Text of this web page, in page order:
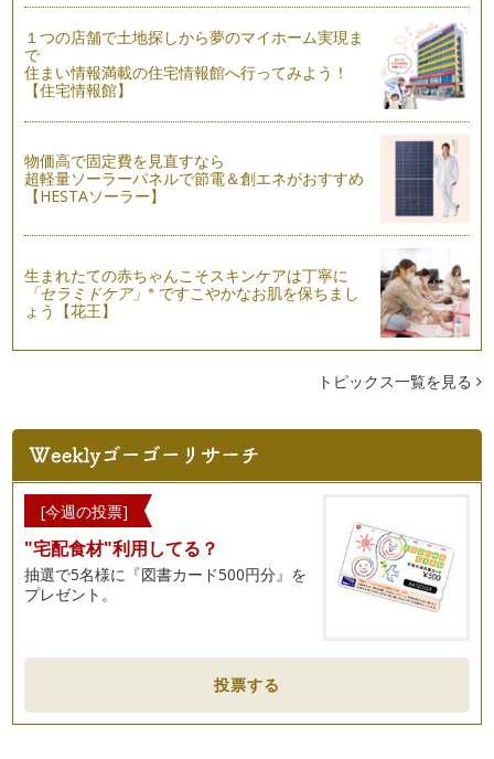
ママといっしょにクッキング お祝いごちそう彩りちらし寿司
第四回目の「ママといっしょにクッキング」は、お祝いのごち
そうごはんにぴったりな彩りちらし寿…
ママといっしょにクッキング かぼちゃのおばけプリンでおう
ちカフェ
第三回目の「ママといっしょにクッキング」はかぼちゃのスイ
ーツをご紹介します。 かぼ…
ママといっしょにクッキング くまさんのスイートポテトをつ
第二回目の「ママといっしょにクッキング」はさつまいものス
ママといっしょにクッキング 料理体験で子どもの食を育もう
輝くママのコラムでは、食事はおいしくて、たのしいよ！をモ
ットーに食卓を囲むたのしさ、 …
１つの店舗で土地探しから夢のマイホーム実現ま
で
住まい情報満載の住宅情報館へ行ってみよう！
【住宅情報館】
物価高で固定費を見直すなら
超軽量ソーラーパネルで節電＆創エネがおすすめ
【HESTAソーラー】
生まれたての赤ちゃんこそスキンケアは丁寧に
「セラミドケア」※ ですこやかなお肌を保ちまし
ょう【花王】
トピックス一覧を見る
[今週の投票]
"宅配食材"利用してる？
抽選で5名様に『図書カード500円分』を
プレゼント。
投票する